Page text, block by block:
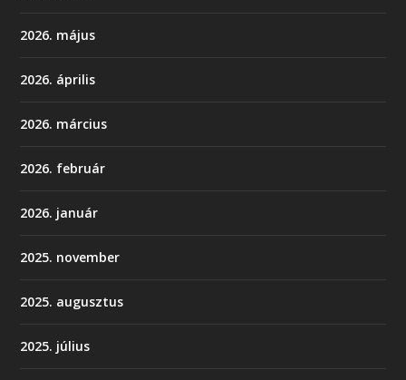
2026. május
2026. április
2026. március
2026. február
2026. január
2025. november
2025. augusztus
2025. július